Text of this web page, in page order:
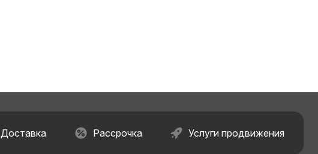
Доставка Рассрочка Услуги продвижения